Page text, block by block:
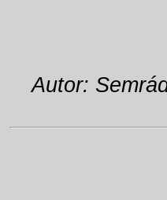
Autor: